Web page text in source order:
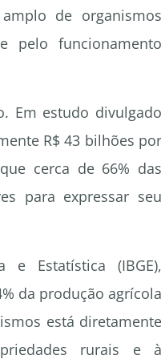
de organismos
pelo funcionamento
Em estudo divulgado
R$ 43 bilhões por
cerca de 66% das
para expressar seu
Estatística (IBGE),
da produção agrícola
está diretamente
rurais e à